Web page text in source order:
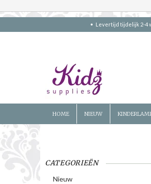
Levertijd tijdelijk 2-4
HOME NIEUW
CATEGORIEËN
Nieuw